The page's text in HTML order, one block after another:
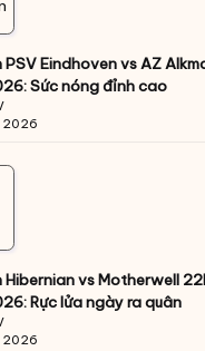
PSV Eindhoven vs AZ
Sức nóng đỉnh cao
2026
Hibernian vs Motherwell
Rực lửa ngày ra quân
2026